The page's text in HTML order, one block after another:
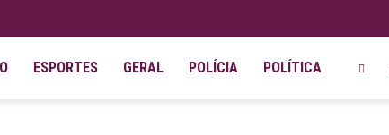
ESPORTES GERAL POLÍCIA POLÍTICA